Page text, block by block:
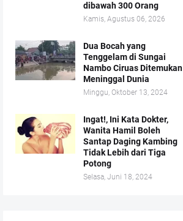
dibawah 300 Orang
Kamis, Agustus 06, 2026
Dua Bocah yang
Tenggelam di Sungai
Nambo Ciruas Ditemukan
Meninggal Dunia
Minggu, Oktober 13, 2024
Ingat!, Ini Kata Dokter,
Wanita Hamil Boleh
Santap Daging Kambing
Tidak Lebih dari Tiga
Potong
Selasa, Juni 18, 2024